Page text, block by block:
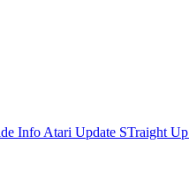
Info Atari Update STraight Up